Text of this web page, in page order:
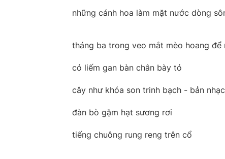
những cánh hoa làm mặt nước dòng
tháng ba trong veo mắt mèo hoang để
cỏ liếm gan bàn chân bày tỏ
cây như khóa son trinh bạch - bản
đàn bò gặm hạt sương rơi
tiếng chuông rung reng trên cổ